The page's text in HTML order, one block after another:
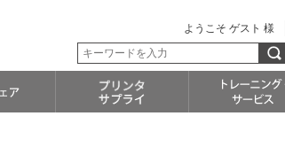
ようこそ ゲスト 様